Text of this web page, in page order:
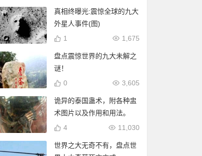
真相终曝光:震惊全球的九大
外星人事件(图)
1,675
1
盘点震惊世界的九大未解之
谜！
3,605
0
诡异的泰国蛊术，附各种盅
术图片以及作用和用法。
11,030
4
世界之大无奇不有，盘点世